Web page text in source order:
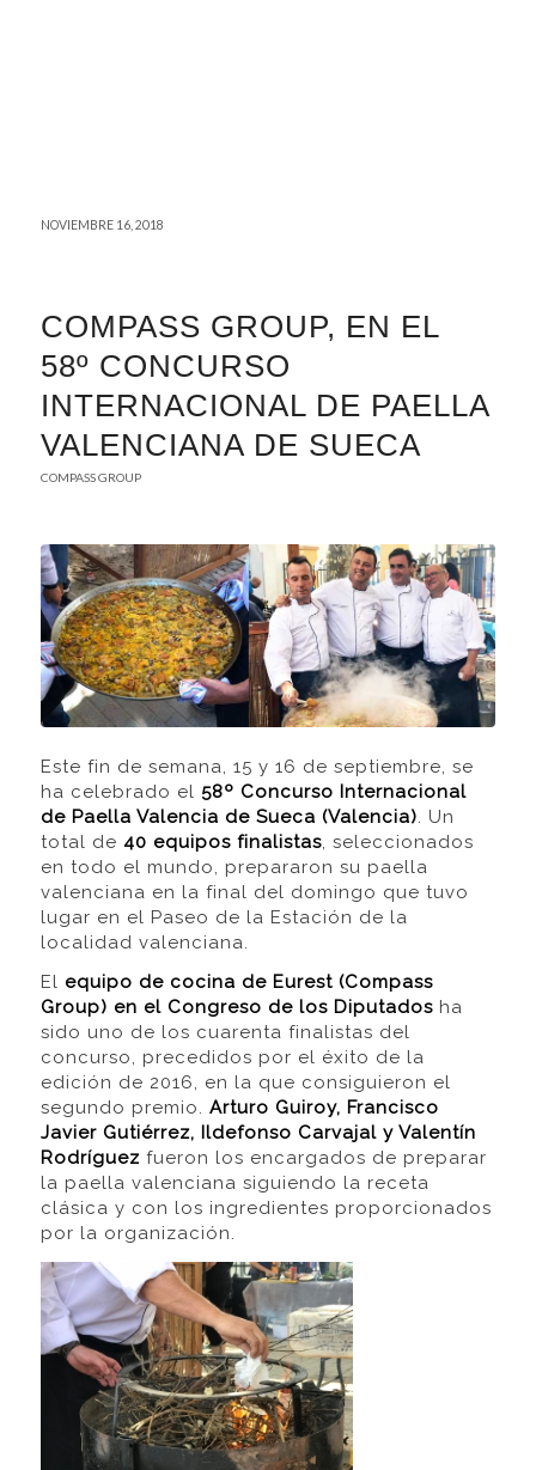
NOVIEMBRE 16, 2018
COMPASS GROUP, EN EL
58º CONCURSO
INTERNACIONAL DE PAELLA
VALENCIANA DE SUECA
COMPASS GROUP
Este fin de semana, 15 y 16 de septiembre, se
ha celebrado el 58º Concurso Internacional
de Paella Valencia de Sueca (Valencia). Un
total de 40 equipos finalistas, seleccionados
en todo el mundo, prepararon su paella
valenciana en la final del domingo que tuvo
lugar en el Paseo de la Estación de la
localidad valenciana.
El equipo de cocina de Eurest (Compass
Group) en el Congreso de los Diputadosha
sido uno de los cuarenta finalistas del
concurso, precedidos por el éxito de la
edición de 2016, en la que consiguieron el
segundo premio. Arturo Guiroy, Francisco
Javier Gutiérrez, Ildefonso Carvajal y Valentín
Rodríguezfueron los encargados de preparar
la paella valenciana siguiendo la receta
clásica y con los ingredientes proporcionados
por la organización.